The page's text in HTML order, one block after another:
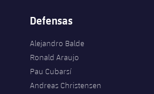
Defensas
Alejandro Balde
Ronald Araujo
Pau Cubarsí
Andreas Christensen